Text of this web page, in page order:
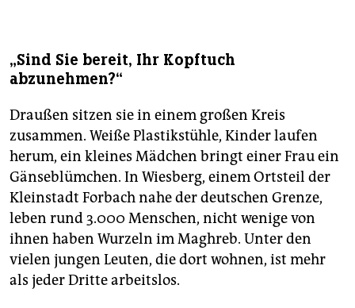
„Sind Sie bereit, Ihr Kopftuch
abzunehmen?“
Draußen sitzen sie in einem großen Kreis
zusammen. Weiße Plastikstühle, Kinder laufen
herum, ein kleines Mädchen bringt einer Frau ein
Gänseblümchen. In Wiesberg, einem Ortsteil der
Kleinstadt Forbach nahe der deutschen Grenze,
leben rund 3.000 Menschen, nicht wenige von
ihnen haben Wurzeln im Maghreb. Unter den
vielen jungen Leuten, die dort wohnen, ist mehr
als jeder Dritte arbeitslos.